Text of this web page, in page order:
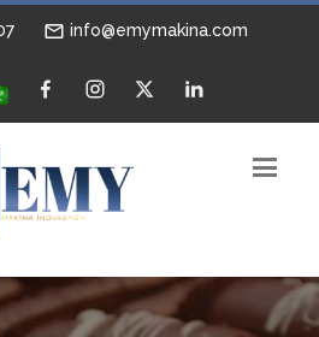
info@emymakina.com